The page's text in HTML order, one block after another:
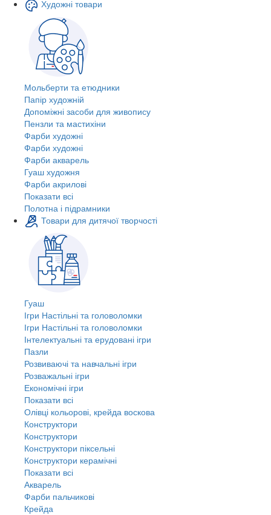
Художні товари
Мольберти та етюдники
Папір художній
Допоміжні засоби для живопису
Пензли та мастихіни
Фарби художні
Фарби художні
Фарби акварель
Гуаш художня
Фарби акрилові
Показати всі
Полотна і підрамники
Товари для дитячої творчості
Гуаш
Ігри Настільні та головоломки
Ігри Настільні та головоломки
Інтелектуальні та ерудовані ігри
Пазли
Розвиваючі та навчальні ігри
Розважальні ігри
Економічні ігри
Показати всі
Олівці кольорові, крейда воскова
Конструктори
Конструктори
Конструктори піксельні
Конструктори керамічні
Показати всі
Акварель
Фарби пальчикові
Крейда